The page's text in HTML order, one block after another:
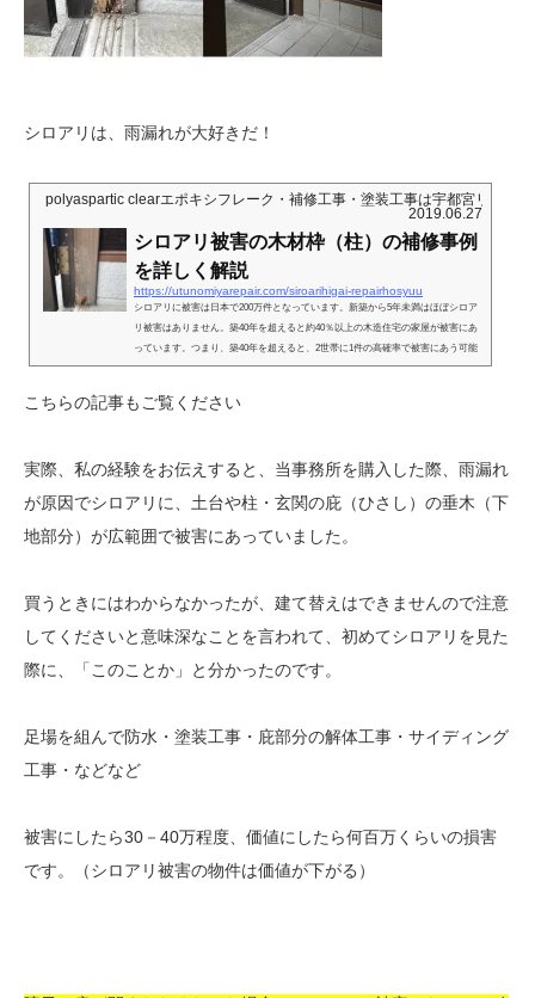
シロアリは、雨漏れが大好きだ！
polyaspartic clearエポキシフレーク・補修工事・塗装工事は宇都宮リペア
2019.06.27
シロアリ被害の木材枠（柱）の補修事例
を詳しく解説
https://utunomiyarepair.com/siroarihigai-repairhosyuu
シロアリに被害は日本で200万件となっています。新築から5年未満はほぼシロア
リ被害はありません。築40年を超えると約40％以上の木造住宅の家屋が被害にあ
っています。つまり、築40年を超えると、2世帯に1件の高確率で被害にあう可能
性があります。今回は築約30年のシロアリ被害にあった事務所の、補修した例を
一番考えられるのは、雨漏りになります（雨漏りや、水漏れなどで、木が水に濡
こちらの記事もご覧ください
実際、私の経験をお伝えすると、当事務所を購入した際、雨漏れ
が原因でシロアリに、土台や柱・玄関の庇（ひさし）の垂木（下
地部分）が広範囲で被害にあっていました。
買うときにはわからなかったが、建て替えはできませんので注意
してくださいと意味深なことを言われて、初めてシロアリを見た
際に、「このことか」と分かったのです。
足場を組んで防水・塗装工事・庇部分の解体工事・サイディング
工事・などなど
被害にしたら30－40万程度、価値にしたら何百万くらいの損害
です。（シロアリ被害の物件は価値が下がる）